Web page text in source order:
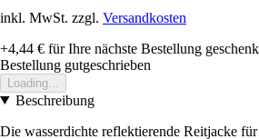
inkl. MwSt. zzgl. Versandkosten
+4,44 € für Ihre nächste Bestellung
Bestellung gutgeschrieben
Loading...
Beschreibung
Die wasserdichte reflektierende Reitjacke